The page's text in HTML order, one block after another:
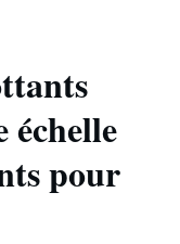
échelle
pour